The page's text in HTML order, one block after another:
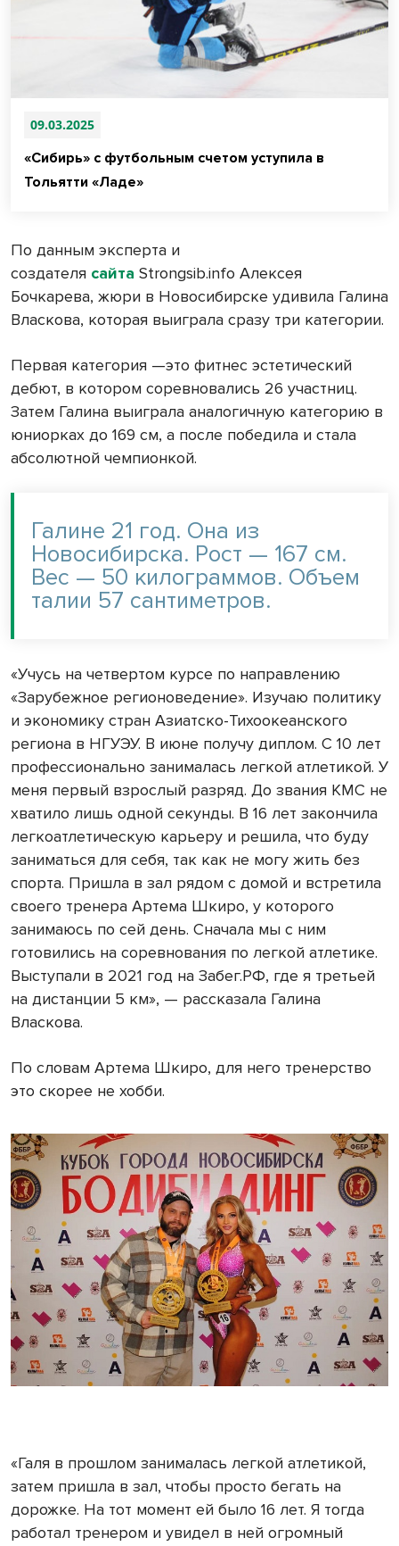
09.03.2025
«Сибирь» с футбольным счетом уступила в
Тольятти «Ладе»
По данным эксперта и
создателя сайта Strongsib.info Алексея
Бочкарева, жюри в Новосибирске удивила Галина
Власкова, которая выиграла сразу три категории.
Первая категория —это фитнес эстетический
дебют, в котором соревновались 26 участниц.
Затем Галина выиграла аналогичную категорию в
юниорках до 169 см, а после победила и стала
абсолютной чемпионкой.
Галине 21 год. Она из
Новосибирска. Рост — 167 см.
Вес — 50 килограммов. Объем
талии 57 сантиметров.
«Учусь на четвертом курсе по направлению
«Зарубежное регионоведение». Изучаю политику
и экономику стран Азиатско-Тихоокеанского
региона в НГУЭУ. В июне получу диплом. С 10 лет
профессионально занималась легкой атлетикой. У
меня первый взрослый разряд. До звания КМС не
хватило лишь одной секунды. В 16 лет закончила
легкоатлетическую карьеру и решила, что буду
заниматься для себя, так как не могу жить без
спорта. Пришла в зал рядом с домой и встретила
своего тренера Артема Шкиро, у которого
занимаюсь по сей день. Сначала мы с ним
готовились на соревнования по легкой атлетике.
Выступали в 2021 год на Забег.РФ, где я третьей
на дистанции 5 км», — рассказала Галина
Власкова.
По словам Артема Шкиро, для него тренерство
это скорее не хобби.
«Галя в прошлом занималась легкой атлетикой,
затем пришла в зал, чтобы просто бегать на
дорожке. На тот момент ей было 16 лет. Я тогда
работал тренером и увидел в ней огромный